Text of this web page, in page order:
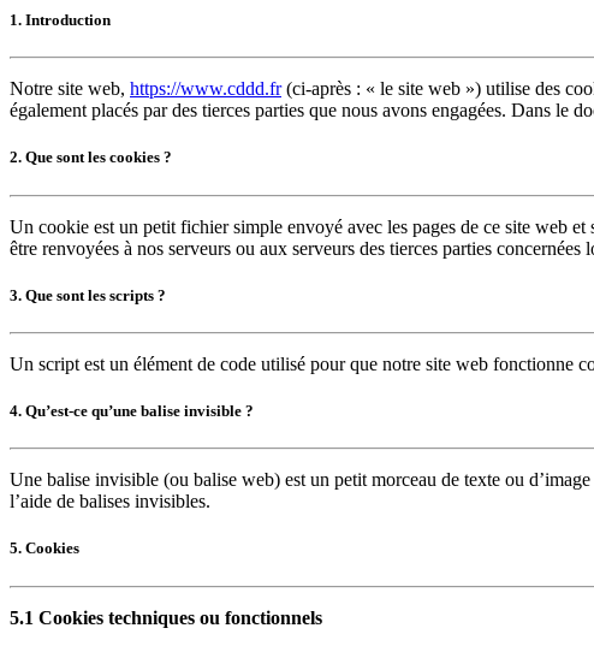
1. Introduction
Notre site web, https://www.cddd.fr(ci-après : « le site web ») utilise des
également placés par des tierces parties que nous avons engagées. Dans le
2. Que sont les cookies ?
Un cookie est un petit fichier simple envoyé avec les pages de ce site web
être renvoyées à nos serveurs ou aux serveurs des tierces parties concernées
3. Que sont les scripts ?
Un script est un élément de code utilisé pour que notre site web fonctionne
4. Qu’est-ce qu’une balise invisible ?
Une balise invisible (ou balise web) est un petit morceau de texte ou
l’aide de balises invisibles.
5. Cookies
5.1 Cookies techniques ou fonctionnels